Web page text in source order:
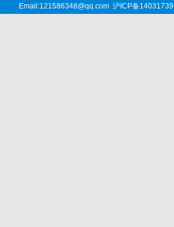
Email:121586348@qq.com 沪ICP备